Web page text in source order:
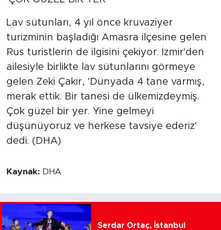
Lav sütunları, 4 yıl önce kruvaziyer
turizminin başladığı Amasra ilçesine gelen
Rus turistlerin de ilgisini çekiyor. İzmir'den
ailesiyle birlikte lav sütunlarını görmeye
gelen Zeki Çakır, 'Dünyada 4 tane varmış,
merak ettik. Bir tanesi de ülkemizdeymiş.
Çok güzel bir yer. Yine gelmeyi
düşünüyoruz ve herkese tavsiye ederiz'
dedi. (DHA)
Kaynak: DHA
Serdar Ortaç, İstanbul